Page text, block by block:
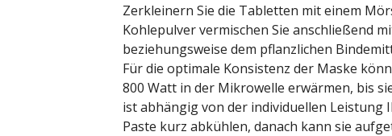
Zerkleinern Sie die Tabletten mit einem
Kohlepulver vermischen Sie anschließend
beziehungsweise dem pflanzlichen
Für die optimale Konsistenz der Maske
800 Watt in der Mikrowelle erwärmen, bis
ist abhängig von der individuellen Leistung
Paste kurz abkühlen, danach kann sie